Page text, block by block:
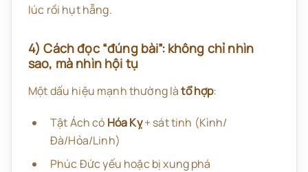
lúc rồi hụt hẫng.
4) Cách đọc “đúng bài”: không chỉ nhìn
sao, mà nhìn hội tụ
Một dấu hiệu mạnh thường làtổ hợp:
Tật Ách có Hóa Kỵ+ sát tinh (Kình/
Đà/Hỏa/Linh)
Phúc Đức yếu hoặc bị xung phá